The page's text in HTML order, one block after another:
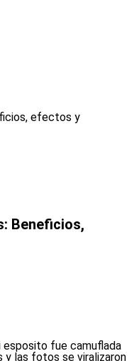
Beneficios,